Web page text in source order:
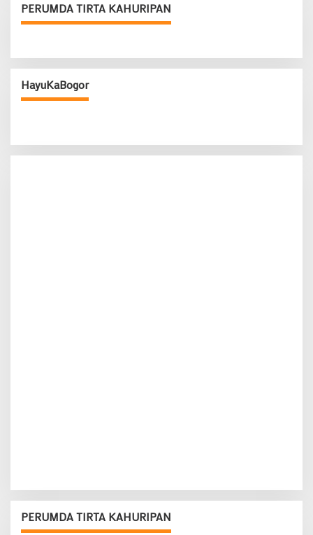
PERUMDA TIRTA KAHURIPAN
HayuKaBogor
PERUMDA TIRTA KAHURIPAN